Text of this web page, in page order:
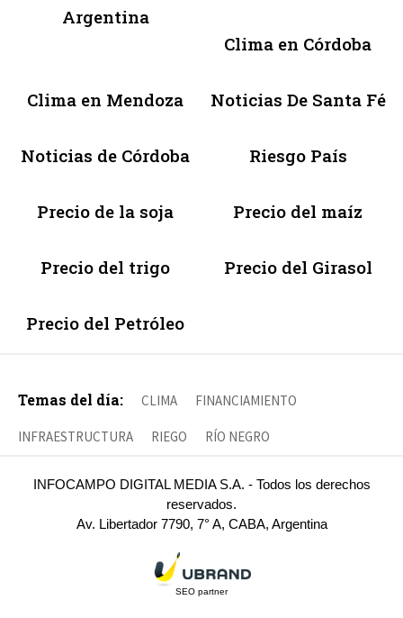
Argentina
Clima en Córdoba
Clima en Mendoza Noticias De Santa Fé
Noticias de Córdoba Riesgo País
Precio de la soja Precio del maíz
Precio del trigo Precio del Girasol
Precio del Petróleo
Temas del día: CLIMA FINANCIAMIENTO
INFRAESTRUCTURA RIEGO RÍO NEGRO
INFOCAMPO DIGITAL MEDIA S.A. - Todos los derechos
reservados.
Av. Libertador 7790, 7° A, CABA, Argentina
SEO partner